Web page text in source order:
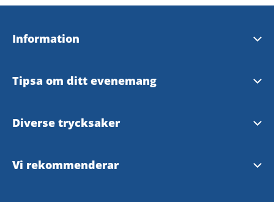
Information
Broschyrer & kartor
Vanliga frågor & svar
Tipsa om ditt evenemang
Tipsaformulär
Diverse trycksaker
Tryckt turistmaterial
Vi rekommenderar